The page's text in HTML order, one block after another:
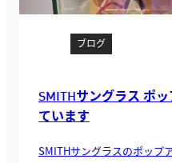
ブログ
SMITHサングラス ポ
ています
SMITHサングラスのポップ